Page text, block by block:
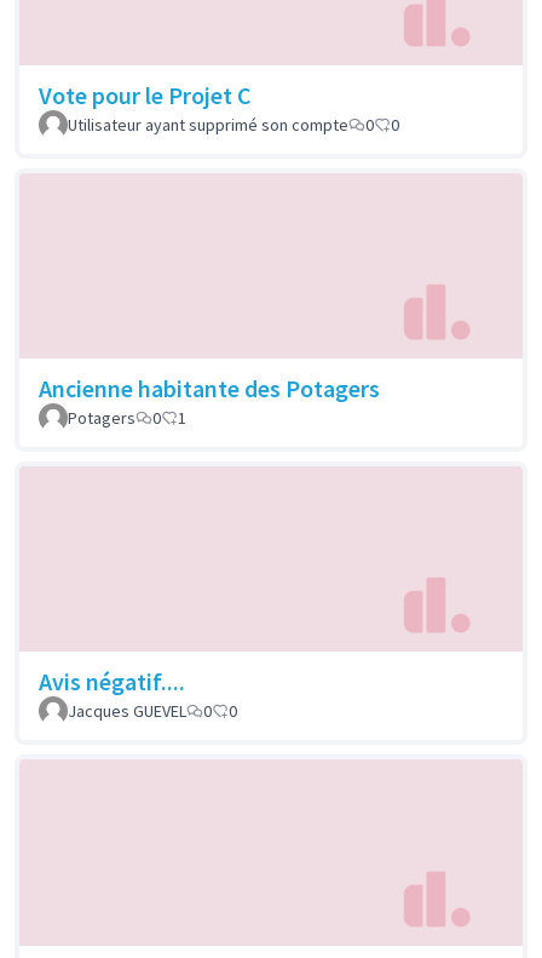
Vote pour le Projet C
Utilisateur ayant supprimé son compte 0 0
Ancienne habitante des Potagers
Potagers 0 1
Avis négatif....
Jacques GUEVEL 0 0